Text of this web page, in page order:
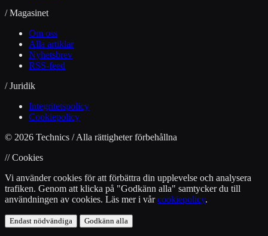
/ Magasinet
Om oss
Alla artiklar
Nyhetsbrev
RSS-feed
/ Juridik
Integritetspolicy
Cookiepolicy
© 2026 Technics / Alla rättigheter förbehållna
// Cookies
Vi använder cookies för att förbättra din upplevelse och analysera
trafiken. Genom att klicka på "Godkänn alla" samtycker du till
användningen av cookies. Läs mer i vårcookiepolicy.
Endast nödvändiga Godkänn alla